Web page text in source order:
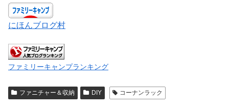
にほんブログ村
ファミリーキャンプランキング
ファニチャー＆収納 DIY コーナンラック